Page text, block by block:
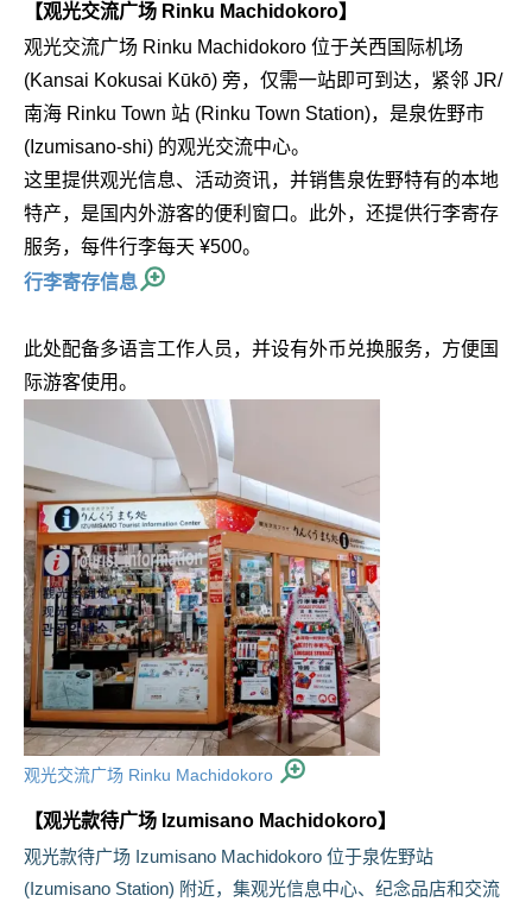
【观光交流广场 Rinku Machidokoro】
观光交流广场 Rinku Machidokoro 位于关西国际机场
(Kansai Kokusai Kūkō) 旁，仅需一站即可到达，紧邻 JR/
南海 Rinku Town 站 (Rinku Town Station)，是泉佐野市
(Izumisano-shi) 的观光交流中心。
这里提供观光信息、活动资讯，并销售泉佐野特有的本地
特产，是国内外游客的便利窗口。此外，还提供行李寄存
服务，每件行李每天 ¥500。
行李寄存信息
此处配备多语言工作人员，并设有外币兑换服务，方便国
际游客使用。
观光交流广场 Rinku Machidokoro
【观光款待广场 Izumisano Machidokoro】
观光款待广场 Izumisano Machidokoro 位于泉佐野站
(Izumisano Station) 附近，集观光信息中心、纪念品店和交流